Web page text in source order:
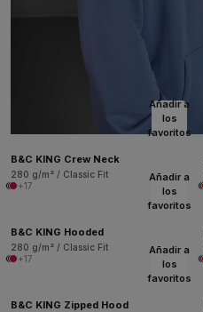
Añadir a
los
favoritos
B&C KING Crew Neck
280 g/m² / Classic Fit
+17
Añadir a
los
favoritos
B&C KING Hooded
280 g/m² / Classic Fit
+17
Añadir a
los
favoritos
B&C KING Zipped Hood